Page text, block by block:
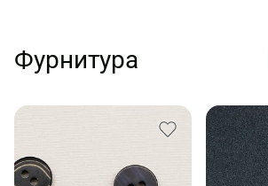
Фурнитура